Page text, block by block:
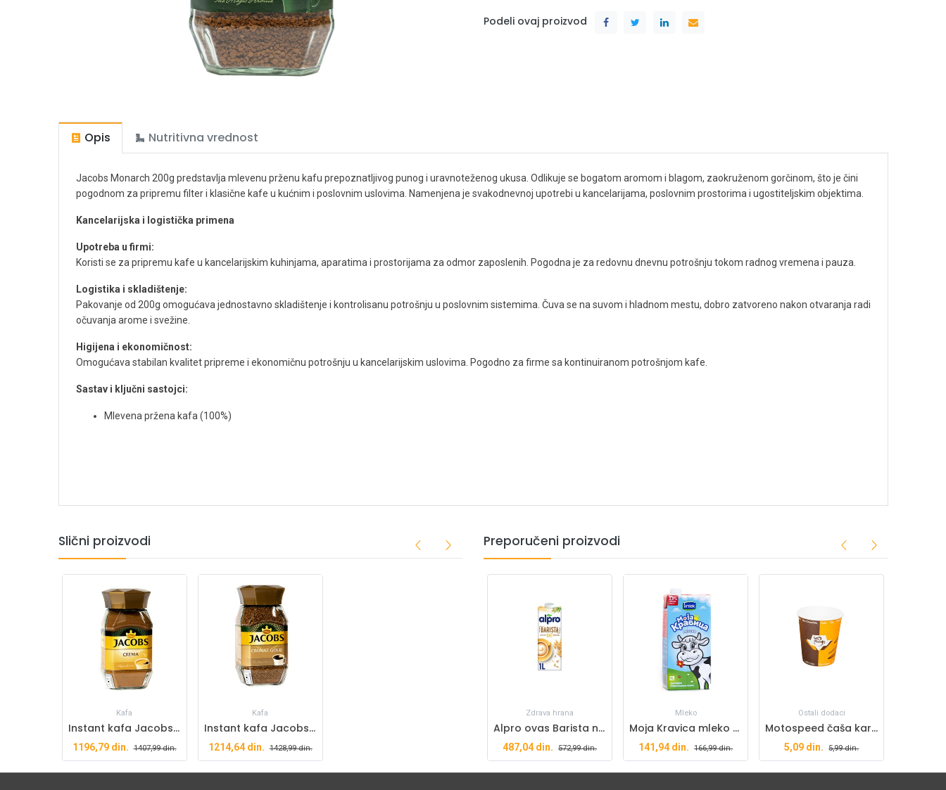
Podeli ovaj proizvod
Opis Nutritivna vrednost
Jacobs Monarch 200g predstavlja mlevenu prženu kafu prepoznatljivog punog i uravnoteženog ukusa. Odlikuje se bogatom aromom i blagom, zaokruženom gorčinom, što je čini
pogodnom za pripremu filter i klasične kafe u kućnim i poslovnim uslovima. Namenjena je svakodnevnoj upotrebi u kancelarijama, poslovnim prostorima i ugostiteljskim objektima.
Kancelarijska i logistička primena
Upotreba u firmi:
Koristi se za pripremu kafe u kancelarijskim kuhinjama, aparatima i prostorijama za odmor zaposlenih. Pogodna je za redovnu dnevnu potrošnju tokom radnog vremena i pauza.
Logistika i skladištenje:
Pakovanje od 200g omogućava jednostavno skladištenje i kontrolisanu potrošnju u poslovnim sistemima. Čuva se na suvom i hladnom mestu, dobro zatvoreno nakon otvaranja radi
očuvanja arome i svežine.
Higijena i ekonomičnost:
Omogućava stabilan kvalitet pripreme i ekonomičnu potrošnju u kancelarijskim uslovima. Pogodno za firme sa kontinuiranom potrošnjom kafe.
Sastav i ključni sastojci:
Mlevena pržena kafa (100%)
Slični proizvodi
Kafa
Instant kafa Jacobs Crema 200g
1196,79din. 1407,99din.
Kafa
Instant kafa Jacobs Cronat Gold 200g
1214,64din. 1428,99din.
Preporučeni proizvodi
Zdrava hrana
Alpro ovas Barista napitak 1l
487,04 din. 572,99din.
Mleko
Moja Kravica mleko 2,8% 1l
141,94 din. 166,99din.
Ostali dodaci
Motospeed čaša kartonska 210ml
5,09 din. 5,99din.